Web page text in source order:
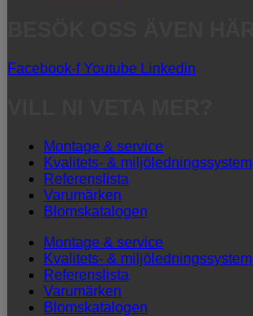
Facebook-f Youtube Linkedin
Montage & service
Kvalitets- & miljöledningssystem
Referenslista
Varumärken
Blomskatalogen
Montage & service
Kvalitets- & miljöledningssystem
Referenslista
Varumärken
Blomskatalogen